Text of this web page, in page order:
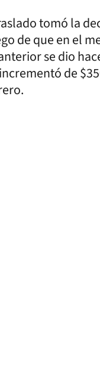
tomó la
de que en el
se dio
de